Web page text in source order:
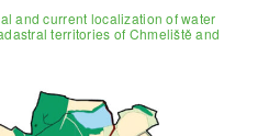
and current localization of water
territories of Chmeliště and